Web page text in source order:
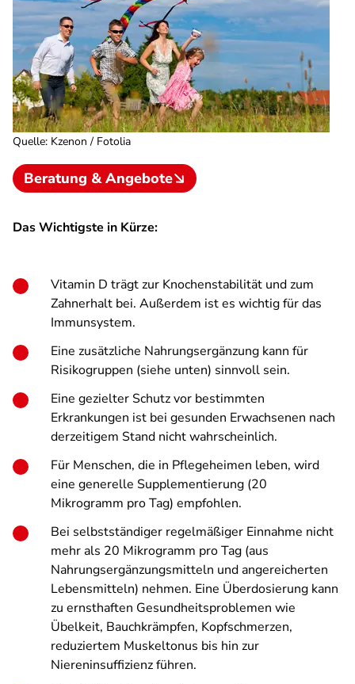
Quelle: Kzenon / Fotolia
Beratung & Angebote
Das Wichtigste in Kürze:
Vitamin D trägt zur Knochenstabilität und zum
Zahnerhalt bei. Außerdem ist es wichtig für das
Immunsystem.
Eine zusätzliche Nahrungsergänzung kann für
Risikogruppen (siehe unten) sinnvoll sein.
Eine gezielter Schutz vor bestimmten
Erkrankungen ist bei gesunden Erwachsenen nach
derzeitigem Stand nicht wahrscheinlich.
Für Menschen, die in Pflegeheimen leben, wird
eine generelle Supplementierung (20
Mikrogramm pro Tag) empfohlen.
Bei selbstständiger regelmäßiger Einnahme nicht
mehr als 20 Mikrogramm pro Tag (aus
Nahrungsergänzungsmitteln und angereicherten
Lebensmitteln) nehmen. Eine Überdosierung kann
zu ernsthaften Gesundheitsproblemen wie
Übelkeit, Bauchkrämpfen, Kopfschmerzen,
reduziertem Muskeltonus bis hin zur
Niereninsuffizienz führen.